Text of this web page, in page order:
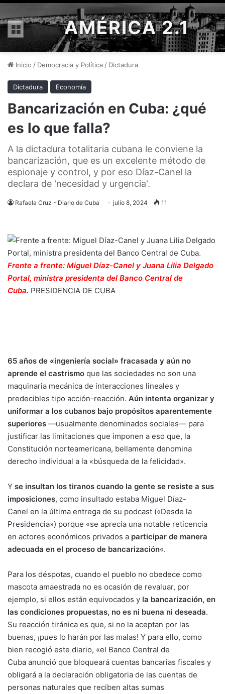
Menú AMÉRICA 2.1
Inicio / Democracia y Política / Dictadura
Dictadura Economía
Bancarización en Cuba: ¿qué
es lo que falla?
A la dictadura totalitaria cubana le conviene la
bancarización, que es un excelente método de
espionaje y control, y por eso Díaz-Canel la
declara de 'necesidad y urgencia'.
Rafaela Cruz - Diario de Cuba julio 8, 2024 11
Frente a frente: Miguel Díaz-Canel y Juana Lilia Delgado
Portal, ministra presidenta del Banco Central de
Cuba. PRESIDENCIA DE CUBA
65 años de «ingeniería social» fracasada y aún no
aprende el castrismo que las sociedades no son una
maquinaria mecánica de interacciones lineales y
predecibles tipo acción-reacción. Aún intenta organizar y
uniformar a los cubanos bajo propósitos aparentemente
superiores —usualmente denominados sociales— para
justificar las limitaciones que imponen a eso que, la
Constitución norteamericana, bellamente denomina
derecho individual a la «búsqueda de la felicidad».
Y se insultan los tiranos cuando la gente se resiste a sus
imposiciones, como insultado estaba Miguel Díaz-
Canel en la última entrega de su podcast («Desde la
Presidencia») porque «se aprecia una notable reticencia
en actores económicos privados a participar de manera
adecuada en el proceso de bancarización«.
Para los déspotas, cuando el pueblo no obedece como
mascota amaestrada no es ocasión de revaluar, por
ejemplo, si ellos están equivocados y la bancarización, en
las condiciones propuestas, no es ni buena ni deseada.
Su reacción tiránica es que, si no la aceptan por las
buenas, ¡pues lo harán por las malas! Y para ello, como
bien recogió este diario, «el Banco Central de
Cuba anunció que bloqueará cuentas bancarias fiscales y
obligará a la declaración obligatoria de las cuentas de
personas naturales que reciben altas sumas